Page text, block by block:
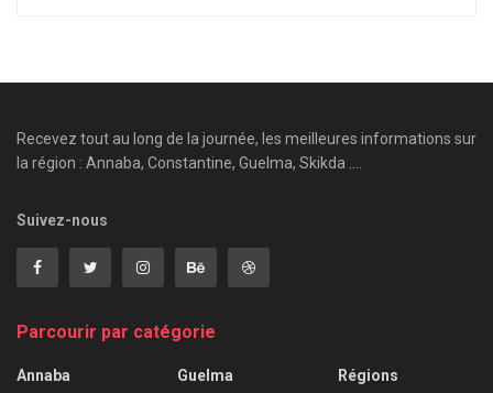
Recevez tout au long de la journée, les meilleures informations sur
la région : Annaba, Constantine, Guelma, Skikda ....
Suivez-nous
Parcourir par catégorie
Annaba
Guelma
Régions